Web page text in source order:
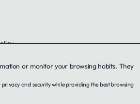
or monitor your browsing habits. They
and security while providing the best browsing